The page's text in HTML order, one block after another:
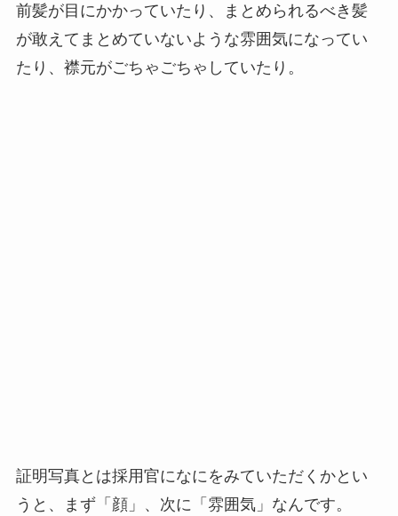
前髪が目にかかっていたり、まとめられるべき髪
が敢えてまとめていないような雰囲気になってい
たり、襟元がごちゃごちゃしていたり。
証明写真とは採用官になにをみていただくかとい
うと、まず「顔」、次に「雰囲気」なんです。